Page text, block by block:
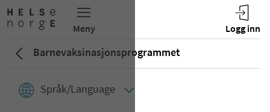
Barnevaksinasjons­­programmet
Språk/Language